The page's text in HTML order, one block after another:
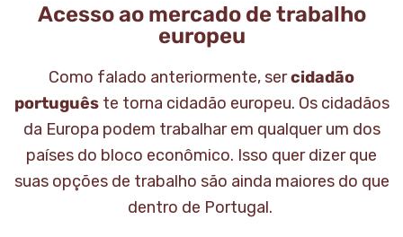
Acesso ao mercado de trabalho
europeu
Como falado anteriormente, sercidadão
portuguêste torna cidadão europeu. Os cidadãos
da Europa podem trabalhar em qualquer um dos
países do bloco econômico. Isso quer dizer que
suas opções de trabalho são ainda maiores do que
dentro de Portugal.